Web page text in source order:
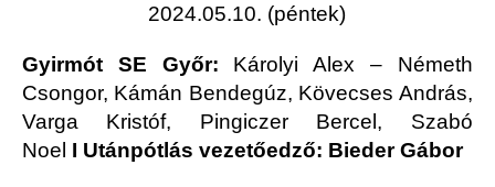
2024.05.10. (péntek)
Gyirmót SE Győr: Károlyi Alex – Németh
Csongor, Kámán Bendegúz, Kövecses András,
Varga Kristóf, Pingiczer Bercel, Szabó
Noel I Utánpótlás vezetőedző: Bieder Gábor